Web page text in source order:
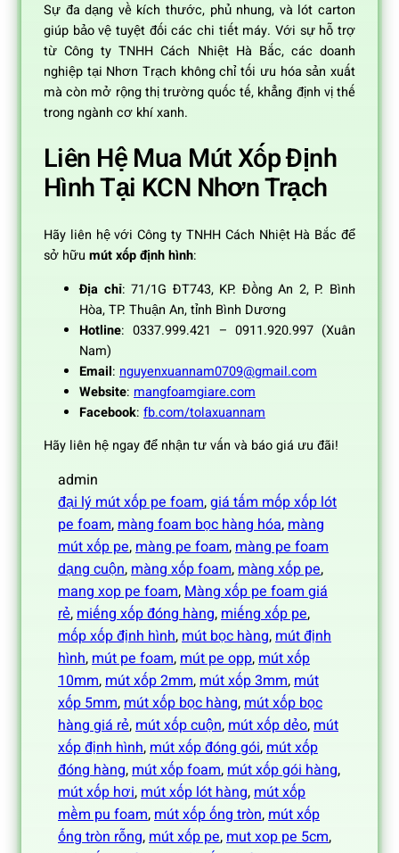
Sự đa dạng về kích thước, phủ nhung, và lót carton
giúp bảo vệ tuyệt đối các chi tiết máy. Với sự hỗ trợ
từ Công ty TNHH Cách Nhiệt Hà Bắc, các doanh
nghiệp tại Nhơn Trạch không chỉ tối ưu hóa sản xuất
mà còn mở rộng thị trường quốc tế, khẳng định vị thế
trong ngành cơ khí xanh.
Liên Hệ Mua Mút Xốp Định
Hình Tại KCN Nhơn Trạch
Hãy liên hệ với Công ty TNHH Cách Nhiệt Hà Bắc để
sở hữu mút xốp định hình:
Địa chỉ: 71/1G ĐT743, KP. Đồng An 2, P. Bình
Hòa, TP. Thuận An, tỉnh Bình Dương
Hotline: 0337.999.421 – 0911.920.997 (Xuân
Nam)
Email: nguyenxuannam0709@gmail.com
Website: mangfoamgiare.com
Facebook: fb.com/tolaxuannam
Hãy liên hệ ngay để nhận tư vấn và báo giá ưu đãi!
admin
đại lý mút xốp pe foam, giá tấm mốp xốp lót
pe foam, màng foam bọc hàng hóa, màng
mút xốp pe, màng pe foam, màng pe foam
dạng cuộn, màng xốp foam, màng xốp pe
mang xop pe foam, Màng xốp pe foam giá
rẻ, miếng xốp đóng hàng, miếng xốp pe
mốp xốp định hình, mút bọc hàng, mút định
hình, mút pe foam, mút pe opp, mút xốp
10mm, mút xốp 2mm, mút xốp 3mm, mút
xốp 5mm, mút xốp bọc hàng, mút xốp bọc
hàng giá rẻ, mút xốp cuộn, mút xốp dẻo, mút
xốp định hình, mút xốp đóng gói, mút xốp
đóng hàng, mút xốp foam, mút xốp gói hàng
mút xốp hơi, mút xốp lót hàng, mút xốp
mềm pu foam, mút xốp ống tròn, mút xốp
ống tròn rỗng, mút xốp pe, mut xop pe 5cm